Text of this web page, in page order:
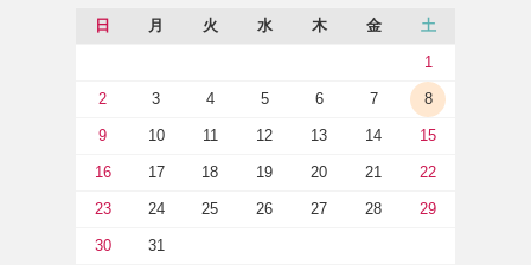
日 月 火 水 木 金 土
1
2 3 4 5 6 7 8
9 10 11 12 13 14 15
16 17 18 19 20 21 22
23 24 25 26 27 28 29
30 31